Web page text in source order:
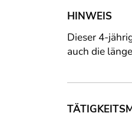
HINWEIS
Dieser 4-
auch die